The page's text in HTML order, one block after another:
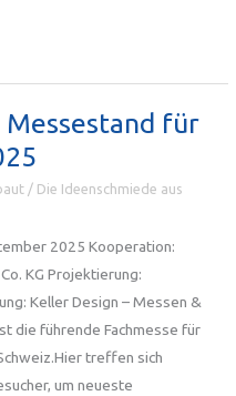
Messestand für
/ Die Ideenschmiede aus
2025 Kooperation:
KG Projektierung:
Keller Design – Messen &
die führende Fachmesse für
treffen sich
um neueste